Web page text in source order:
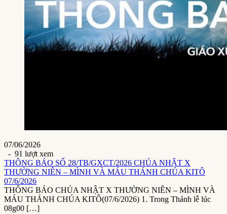
07/06/2026
- 91 lượt xem
THÔNG BÁO SỐ 28/TB/GXCT/2026 CHÚA NHẬT X
THƯỜNG NIÊN – MÌNH VÀ MÁU THÁNH CHÚA KITÔ
07/6/2026
THÔNG BÁO CHÚA NHẬT X THƯỜNG NIÊN – MÌNH VÀ
MÁU THÁNH CHÚA KITÔ(07/6/2026) 1. Trong Thánh lễ lúc
08g00 […]